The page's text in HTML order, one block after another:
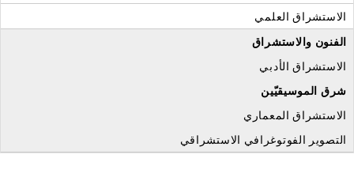
الاستشراق العلمي
الفنون والاستشراق
الاستشراق الأدبي
شرق الموسيقيّين
الاستشراق المعماري
التصوير الفوتوغرافي الاستشراقي